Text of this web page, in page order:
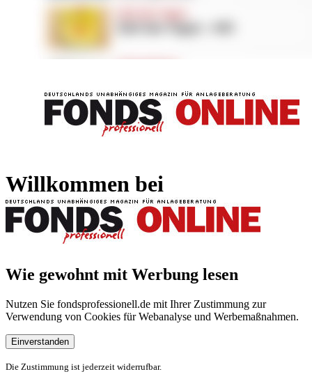
Willkommen bei
Wie gewohnt mit Werbung lesen
Nutzen Sie fondsprofessionell.de mit Ihrer Zustimmung zur
Verwendung von Cookies für Webanalyse und Werbemaßnahmen.
Einverstanden
Die Zustimmung ist jederzeit widerrufbar.